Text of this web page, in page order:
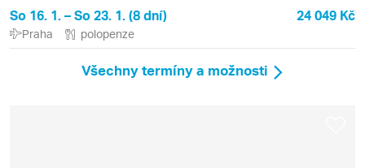
So 16. 1. – So 23. 1. (8 dní) 24 049 Kč
Praha polopenze
Všechny termíny a možnosti